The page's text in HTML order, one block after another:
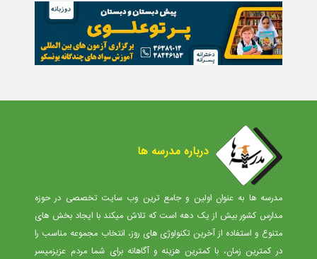
درباره مدرسه ها
مدرسه ها به عنوان اولین و جامع ترین وب سایت تخصصی در حوزه
مدارس کشور بیش از یک دهه است که تلاش میکند با ایجاد بخش های
متنوع و استفاده از آخرین تکنولوژی های روز، انتخاب مجموعه مناسب را
در کمترین زمان، با کمترین هزینه و آگاهانه برای شما مردم عزیزمیسر